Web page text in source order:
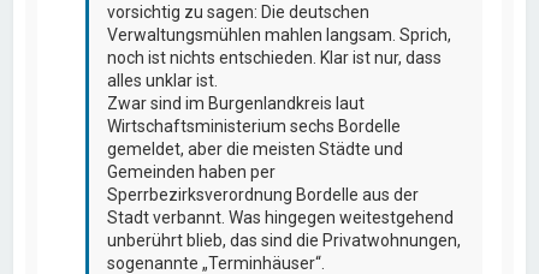
vorsichtig zu sagen: Die deutschen
Verwaltungsmühlen mahlen langsam. Sprich,
noch ist nichts entschieden. Klar ist nur, dass
alles unklar ist.
Zwar sind im Burgenlandkreis laut
Wirtschaftsministerium sechs Bordelle
gemeldet, aber die meisten Städte und
Gemeinden haben per
Sperrbezirksverordnung Bordelle aus der
Stadt verbannt. Was hingegen weitestgehend
unberührt blieb, das sind die Privatwohnungen,
sogenannte „Terminhäuser“.